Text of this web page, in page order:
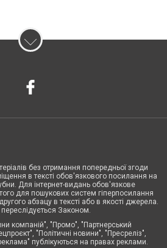
без отримання попередньої згоди
в тексті обов'язкового посилання на
Для інтернет-видань обов'язкове
для пошукових систем гіперпосилання
абзацу в тексті або в якості джерела.
Законом.
компаній", "Промо", "Партнерський
"Політичні новини", "Пресреліз",
публікуються на правах реклами.